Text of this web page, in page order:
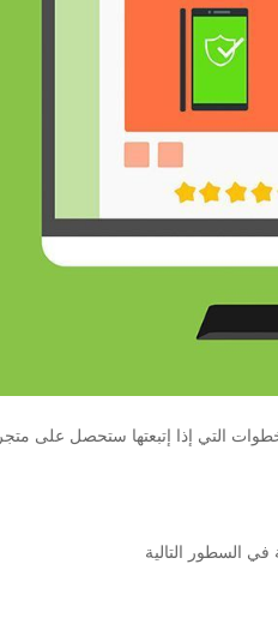
التي إذا إتبعتها ستحصل على متجر
السطور التالية